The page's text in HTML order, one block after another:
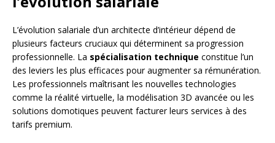
L’évolution salariale d’un architecte d’intérieur dépend de
plusieurs facteurs cruciaux qui déterminent sa progression
professionnelle. La spécialisation technique constitue l’un
des leviers les plus efficaces pour augmenter sa rémunération.
Les professionnels maîtrisant les nouvelles technologies
comme la réalité virtuelle, la modélisation 3D avancée ou les
solutions domotiques peuvent facturer leurs services à des
tarifs premium.